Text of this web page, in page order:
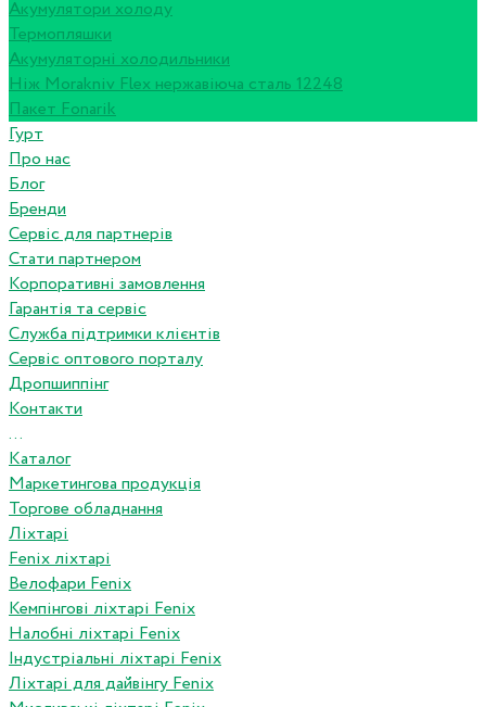
Акумулятори холоду
Термопляшки
Акумуляторні холодильники
Ніж Morakniv Flex нержавіюча сталь 12248
Пакет Fonarik
Гурт
Про нас
Блог
Бренди
Сервіс для партнерів
Стати партнером
Корпоративні замовлення
Гарантія та сервіс
Служба підтримки клієнтів
Сервіс оптового порталу
Дропшиппінг
Контакти
...
Каталог
Маркетингова продукція
Торгове обладнання
Ліхтарі
Fenix ліхтарі
Велофари Fenix
Кемпінгові ліхтарі Fenix
Налобні ліхтарі Fenix
Індустріальні ліхтарі Fenix
Ліхтарі для дайвінгу Fenix